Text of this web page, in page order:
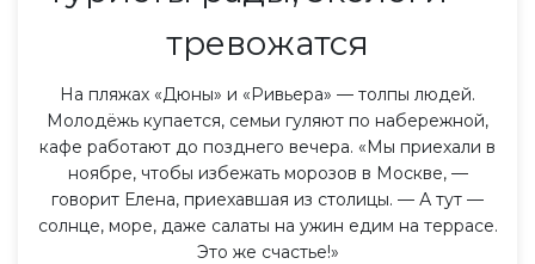
тревожатся
На пляжах «Дюны» и «Ривьера» — толпы людей.
Молодёжь купается, семьи гуляют по набережной,
кафе работают до позднего вечера. «Мы приехали в
ноябре, чтобы избежать морозов в Москве, —
говорит Елена, приехавшая из столицы. — А тут —
солнце, море, даже салаты на ужин едим на террасе.
Это же счастье!»